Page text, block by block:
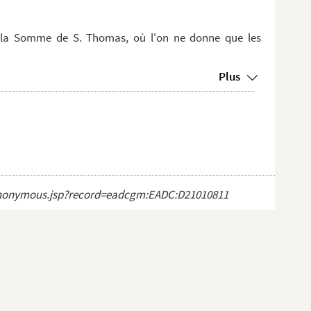
Somme de S. Thomas, où l'on ne donne que les
Plus